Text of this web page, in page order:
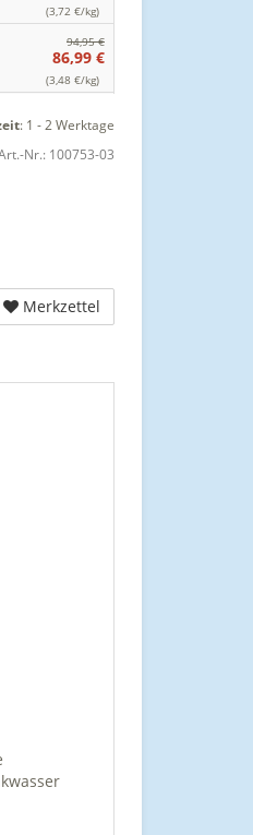
(3,72 €/kg)
94,95 €
86,99 €
(3,48 €/kg)
: 1 - 2 Werktage
Nr.: 100753-03
Merkzettel